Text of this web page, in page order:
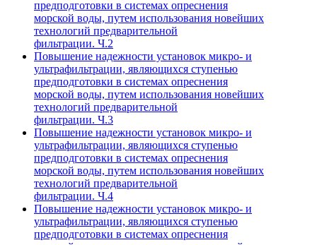
предподготовки в системах опреснения
морской воды, путем использования новейших
технологий предварительной
фильтрации. Ч.2
Повышение надежности установок микро- и
ультрафильтрации, являющихся ступенью
предподготовки в системах опреснения
морской воды, путем использования новейших
технологий предварительной
фильтрации. Ч.3
Повышение надежности установок микро- и
ультрафильтрации, являющихся ступенью
предподготовки в системах опреснения
морской воды, путем использования новейших
технологий предварительной
фильтрации. Ч.4
Повышение надежности установок микро- и
ультрафильтрации, являющихся ступенью
предподготовки в системах опреснения